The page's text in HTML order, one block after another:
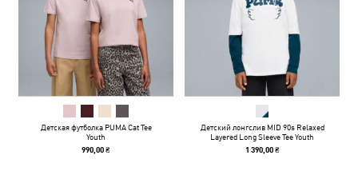
Детская футболка PUMA Cat Tee
Youth
990,00 ₴
Детский лонгслив MID 90s Relaxed
Layered Long Sleeve Tee Youth
1 390,00 ₴